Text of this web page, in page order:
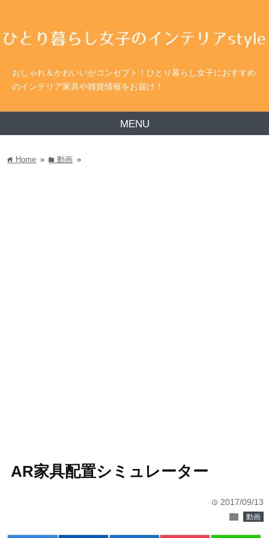
おしゃれ＆かわいいがコンセプト！ひとり暮らし女子におすすめ
のインテリア家具や雑貨情報をお届け！
MENU
home Home » folder動画 »
AR家具配置シミュレーター
time 2017/09/13
folder 動画